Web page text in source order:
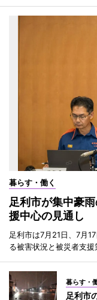
暮らす・働く
足利市が集中豪
援中心の見通し
足利市は7月21日、7月
る被害状況と被災者支援
暮らす・
足利市